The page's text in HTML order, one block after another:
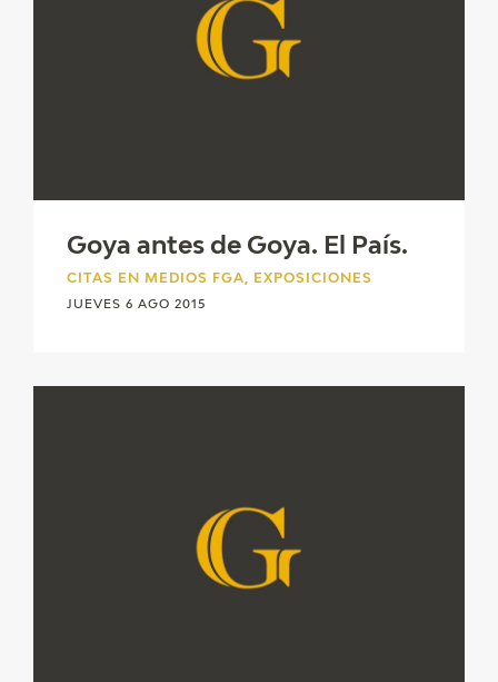
Goya antes de Goya. El País.
CITAS EN MEDIOS FGA, EXPOSICIONES
JUEVES 6 AGO 2015